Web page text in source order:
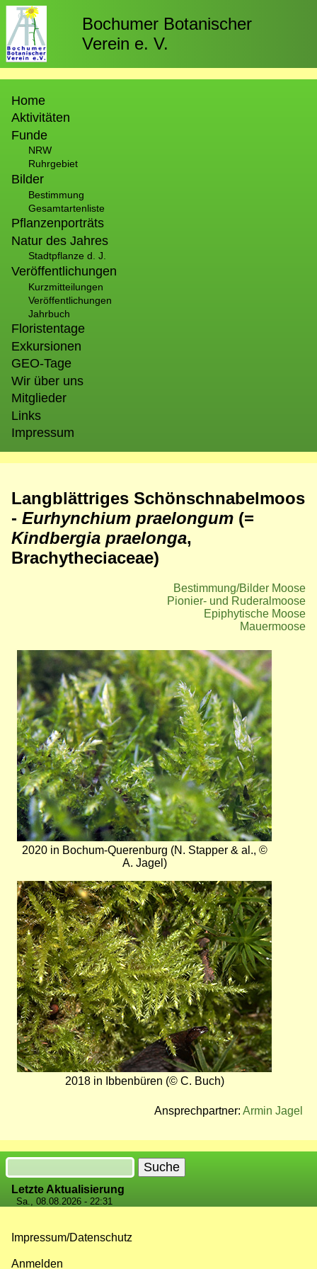
Direkt
zum
Inhalt
Bochumer Botanischer
Verein e. V.
Home
Aktivitäten
Funde
NRW
Ruhrgebiet
Bilder
Bestimmung
Gesamtartenliste
Pflanzenporträts
Natur des Jahres
Stadtpflanze d. J.
Veröffentlichungen
Kurzmitteilungen
Veröffentlichungen
Jahrbuch
Floristentage
Exkursionen
GEO-Tage
Wir über uns
Mitglieder
Links
Impressum
Langblättriges Schönschnabelmoos
- Eurhynchium praelongum (=
Kindbergia praelonga,
Brachytheciaceae)
Bestimmung/Bilder Moose
Pionier- und Ruderalmoose
Epiphytische Moose
Mauermoose
Bild
2020 in Bochum-Querenburg (N. Stapper & al., ©
A. Jagel)
Bild
2018 in Ibbenbüren (© C. Buch)
Ansprechpartner: Armin Jagel
Suche
Letzte Aktualisierung
Sa., 08.08.2026 - 22:31
Impressum/Datenschutz
Anmelden